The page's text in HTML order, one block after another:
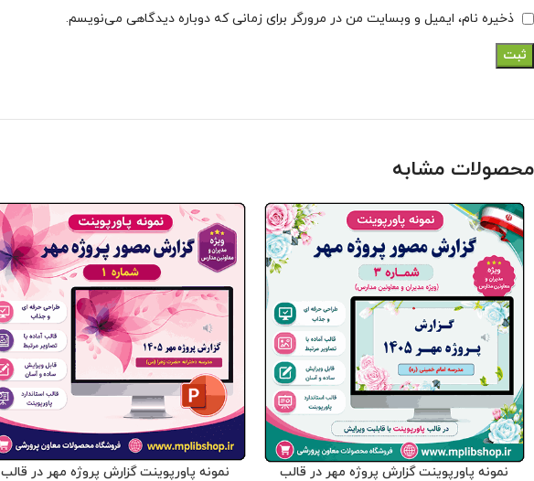
ذخیره نام، ایمیل و وبسایت من در مرورگر برای زمانی که دوباره دیدگاهی می‌نویسم.
محصولات مشابه
نمونه پاورپوینت گزارش پروژه مهر در قالب
نمونه پاورپوینت گزارش پروژه مهر در قالب